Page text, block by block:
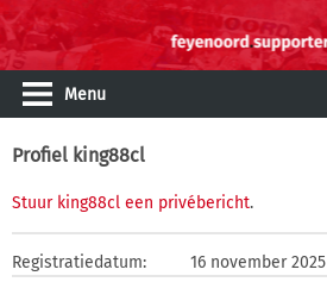
Menu
Profiel king88cl
Stuur king88cl een privébericht.
Registratiedatum: 16 november 2025